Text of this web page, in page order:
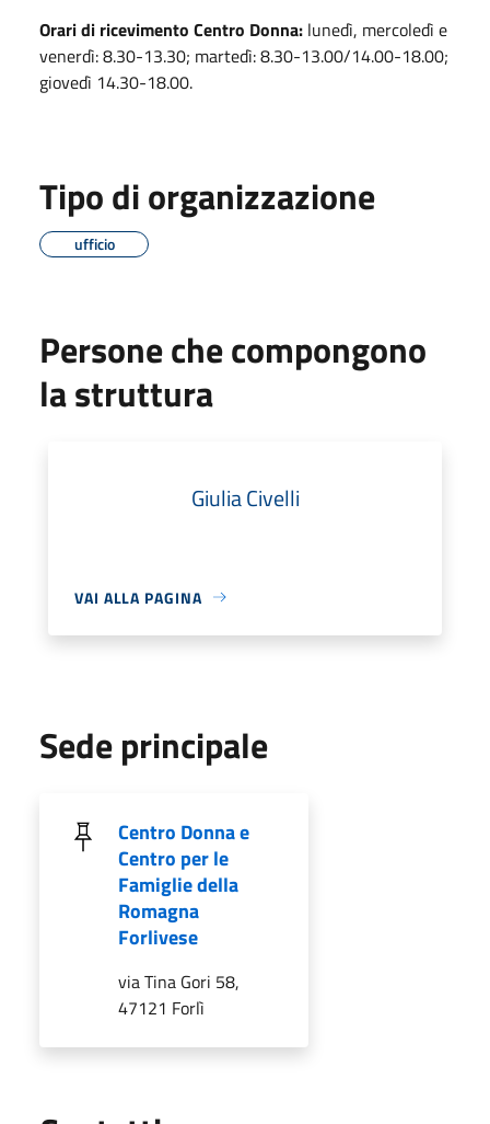
Orari di ricevimento Centro Donna: lunedì, mercoledì e
venerdì: 8.30-13.30; martedì: 8.30-13.00/14.00-18.00;
giovedì 14.30-18.00.
Tipo di organizzazione
ufficio
Persone che compongono
la struttura
Giulia Civelli
VAI ALLA PAGINA
Sede principale
Centro Donna e
Centro per le
Famiglie della
Romagna
Forlivese
via Tina Gori 58,
47121 Forlì